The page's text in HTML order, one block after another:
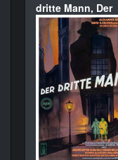
dritte Mann, Der